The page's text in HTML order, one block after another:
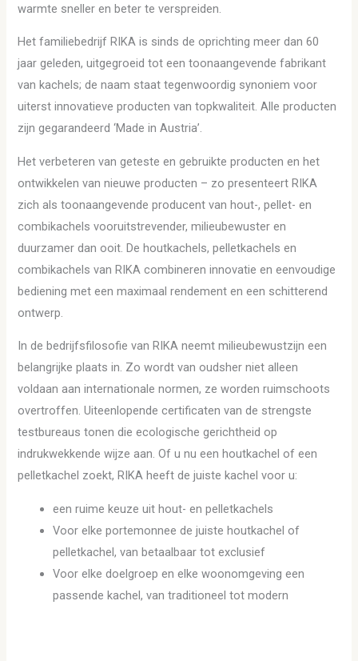
warmte sneller en beter te verspreiden.
Het familiebedrijf RIKA is sinds de oprichting meer dan 60
jaar geleden, uitgegroeid tot een toonaangevende fabrikant
van kachels; de naam staat tegenwoordig synoniem voor
uiterst innovatieve producten van topkwaliteit. Alle producten
zijn gegarandeerd ‘Made in Austria’.
Het verbeteren van geteste en gebruikte producten en het
ontwikkelen van nieuwe producten – zo presenteert RIKA
zich als toonaangevende producent van hout-, pellet- en
combikachels vooruitstrevender, milieubewuster en
duurzamer dan ooit. De houtkachels, pelletkachels en
combikachels van RIKA combineren innovatie en eenvoudige
bediening met een maximaal rendement en een schitterend
ontwerp.
In de bedrijfsfilosofie van RIKA neemt milieubewustzijn een
belangrijke plaats in. Zo wordt van oudsher niet alleen
voldaan aan internationale normen, ze worden ruimschoots
overtroffen. Uiteenlopende certificaten van de strengste
testbureaus tonen die ecologische gerichtheid op
indrukwekkende wijze aan. Of u nu een houtkachel of een
pelletkachel zoekt, RIKA heeft de juiste kachel voor u:
een ruime keuze uit hout- en pelletkachels
Voor elke portemonnee de juiste houtkachel of
pelletkachel, van betaalbaar tot exclusief
Voor elke doelgroep en elke woonomgeving een
passende kachel, van traditioneel tot modern